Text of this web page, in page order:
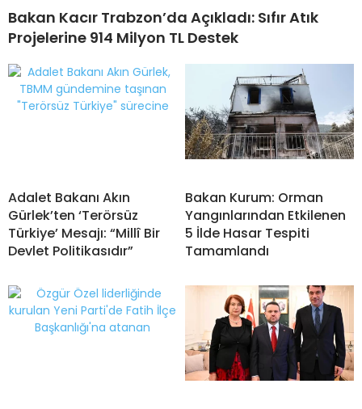
Bakan Kacır Trabzon’da Açıkladı: Sıfır Atık
Projelerine 914 Milyon TL Destek
Adalet Bakanı Akın
Gürlek’ten ‘Terörsüz
Türkiye’ Mesajı: “Millî Bir
Devlet Politikasıdır”
Bakan Kurum: Orman
Yangınlarından Etkilenen
5 İlde Hasar Tespiti
Tamamlandı